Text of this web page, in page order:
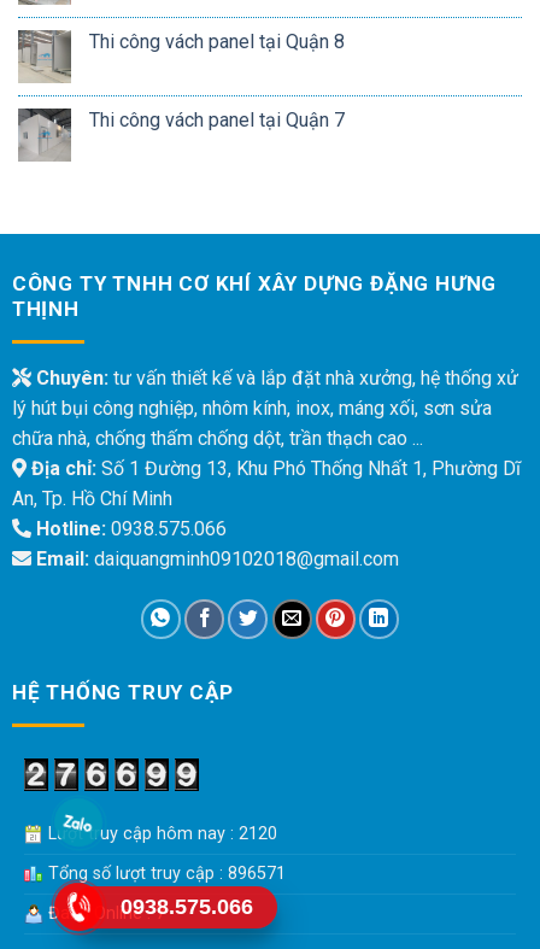
Thi công vách panel tại Quận 8
Thi công vách panel tại Quận 7
CÔNG TY TNHH CƠ KHÍ XÂY DỰNG ĐẶNG HƯNG
THỊNH
Chuyên:tư vấn thiết kế và lắp đặt nhà xưởng, hệ thống xử
lý hút bụi công nghiệp, nhôm kính, inox, máng xối, sơn sửa
chữa nhà, chống thấm chống dột, trần thạch cao ...
Địa chỉ:Số 1 Đường 13, Khu Phó Thống Nhất 1, Phường Dĩ
An, Tp. Hồ Chí Minh
Hotline:0938.575.066
Email:daiquangminh09102018@gmail.com
HỆ THỐNG TRUY CẬP
Lượt truy cập hôm nay : 2120
Tổng số lượt truy cập : 896571
Đang Online : 70938.575.066